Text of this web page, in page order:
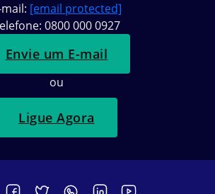
mail: [email protected]
0800 000 0927
Envie um E-mail
ou
Ligue Agora